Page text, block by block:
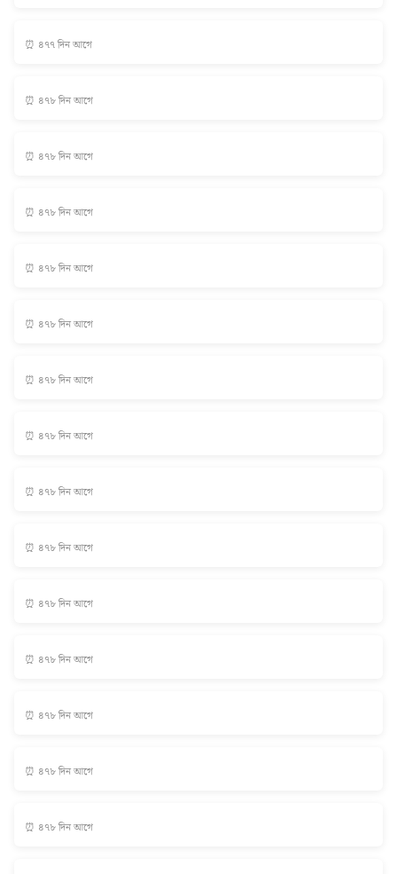
⏰ ৪৭৭ দিন আগে
⏰ ৪৭৮ দিন আগে
⏰ ৪৭৮ দিন আগে
⏰ ৪৭৮ দিন আগে
⏰ ৪৭৮ দিন আগে
⏰ ৪৭৮ দিন আগে
⏰ ৪৭৮ দিন আগে
⏰ ৪৭৮ দিন আগে
⏰ ৪৭৮ দিন আগে
⏰ ৪৭৮ দিন আগে
⏰ ৪৭৮ দিন আগে
⏰ ৪৭৮ দিন আগে
⏰ ৪৭৮ দিন আগে
⏰ ৪৭৮ দিন আগে
⏰ ৪৭৮ দিন আগে